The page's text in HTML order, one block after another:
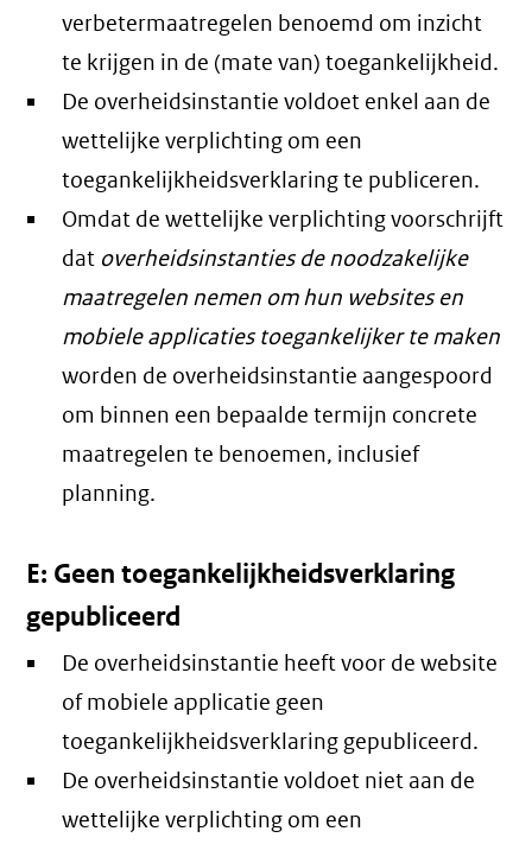
verbetermaatregelen benoemd om inzicht
te krijgen in de (mate van) toegankelijkheid.
De overheidsinstantie voldoet enkel aan de
wettelijke verplichting om een
toegankelijkheidsverklaring te publiceren.
Omdat de wettelijke verplichting voorschrijft
dat overheidsinstanties de noodzakelijke
maatregelen nemen om hun websites en
mobiele applicaties toegankelijker te maken
worden de overheidsinstantie aangespoord
om binnen een bepaalde termijn concrete
maatregelen te benoemen, inclusief
planning.
E: Geen toegankelijkheidsverklaring
gepubliceerd
De overheidsinstantie heeft voor de website
of mobiele applicatie geen
toegankelijkheidsverklaring gepubliceerd.
De overheidsinstantie voldoet niet aan de
wettelijke verplichting om een